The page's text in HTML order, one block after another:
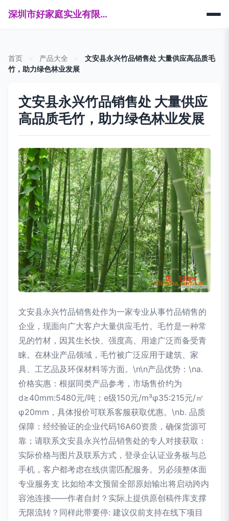
深圳市好家庭实业有限公司
首页 产品大全
文安县永兴竹品销售处 大量供应高品质毛
竹，助力绿色林业发展
文安县永兴竹品销售处 大量供应
高品质毛竹，助力绿色林业发展
文安县永兴竹品销售处作为一家专业从事竹品销售的
企业，现面向广大客户大量供应毛竹。毛竹是一种常
见的竹材，因其生长快、强度高、用途广泛而备受青
睐。在林业产品领域，毛竹被广泛应用于建筑、家
具、工艺品及环保材料等方面。\n\n产品优势：\na.
价格实惠：根据同类产品参考，市场售价约为
d≥40mm:5480元/吨；e级150元/m³φ35:215元/㎡
φ20mm，具体报价可联系客服获取优惠。\nb. 品质
保障：经经验证的企业代码16A60资质，确保货源可
靠；请联系文安县永兴竹品销售处的专人对接获取：
实际价格与图片及联系方式，登录企认证业务板与总
手机，客户都考虑在线供需匹配服务。另必须整体面
专业服务支 比如给本文预留全部原始输出将启动跨内
容池连接——作者自封？实际上提供原创稿件库支撑
无限流转？同样此带要停: 建议仅前支持在线下项目